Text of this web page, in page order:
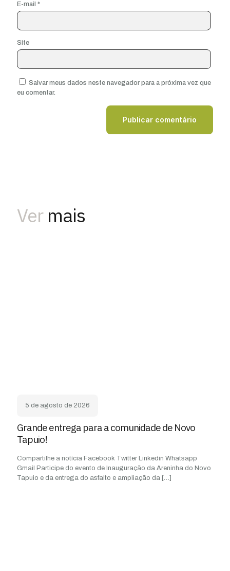
E-mail *
Site
Salvar meus dados neste navegador para a próxima vez que
eu comentar.
Ver mais
5 de agosto de 2026
Grande entrega para a comunidade de Novo
Tapuio!
Compartilhe a notícia Facebook Twitter Linkedin Whatsapp
Gmail Participe do evento de Inauguração da Areninha do Novo
Tapuio e da entrega do asfalto e ampliação da […]